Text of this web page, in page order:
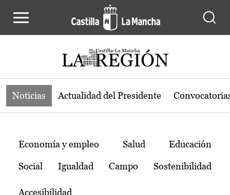
Noticias de la región de Castilla-La
Noticias Actualidad del Presidente
Temas
Economía y empleo Salud Educación
Social Igualdad Campo Sostenibilidad
Accesibilidad